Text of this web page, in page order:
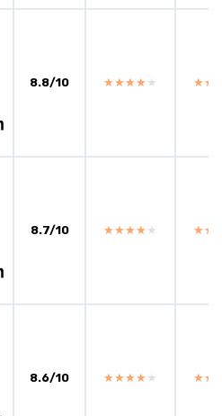
8.8/10 ★★★★★
★★★★★
8.7/10 ★★★★★
★★★★★
8.6/10 ★★★★★
★★★★★